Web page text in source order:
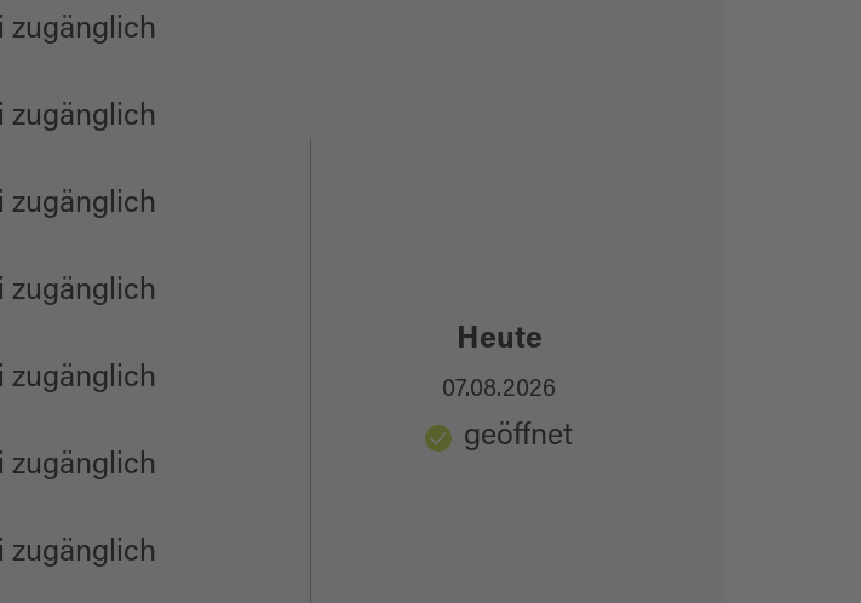
zugänglich
zugänglich
zugänglich
zugänglich
zugänglich
zugänglich
zugänglich
Heute
07.08.2026
geöffnet